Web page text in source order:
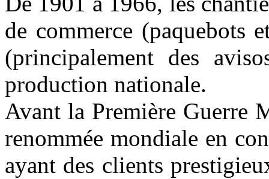
de commerce (paquebots
(principalement des
production nationale.
Avant la Première Guerre
renommée mondiale en
ayant des clients